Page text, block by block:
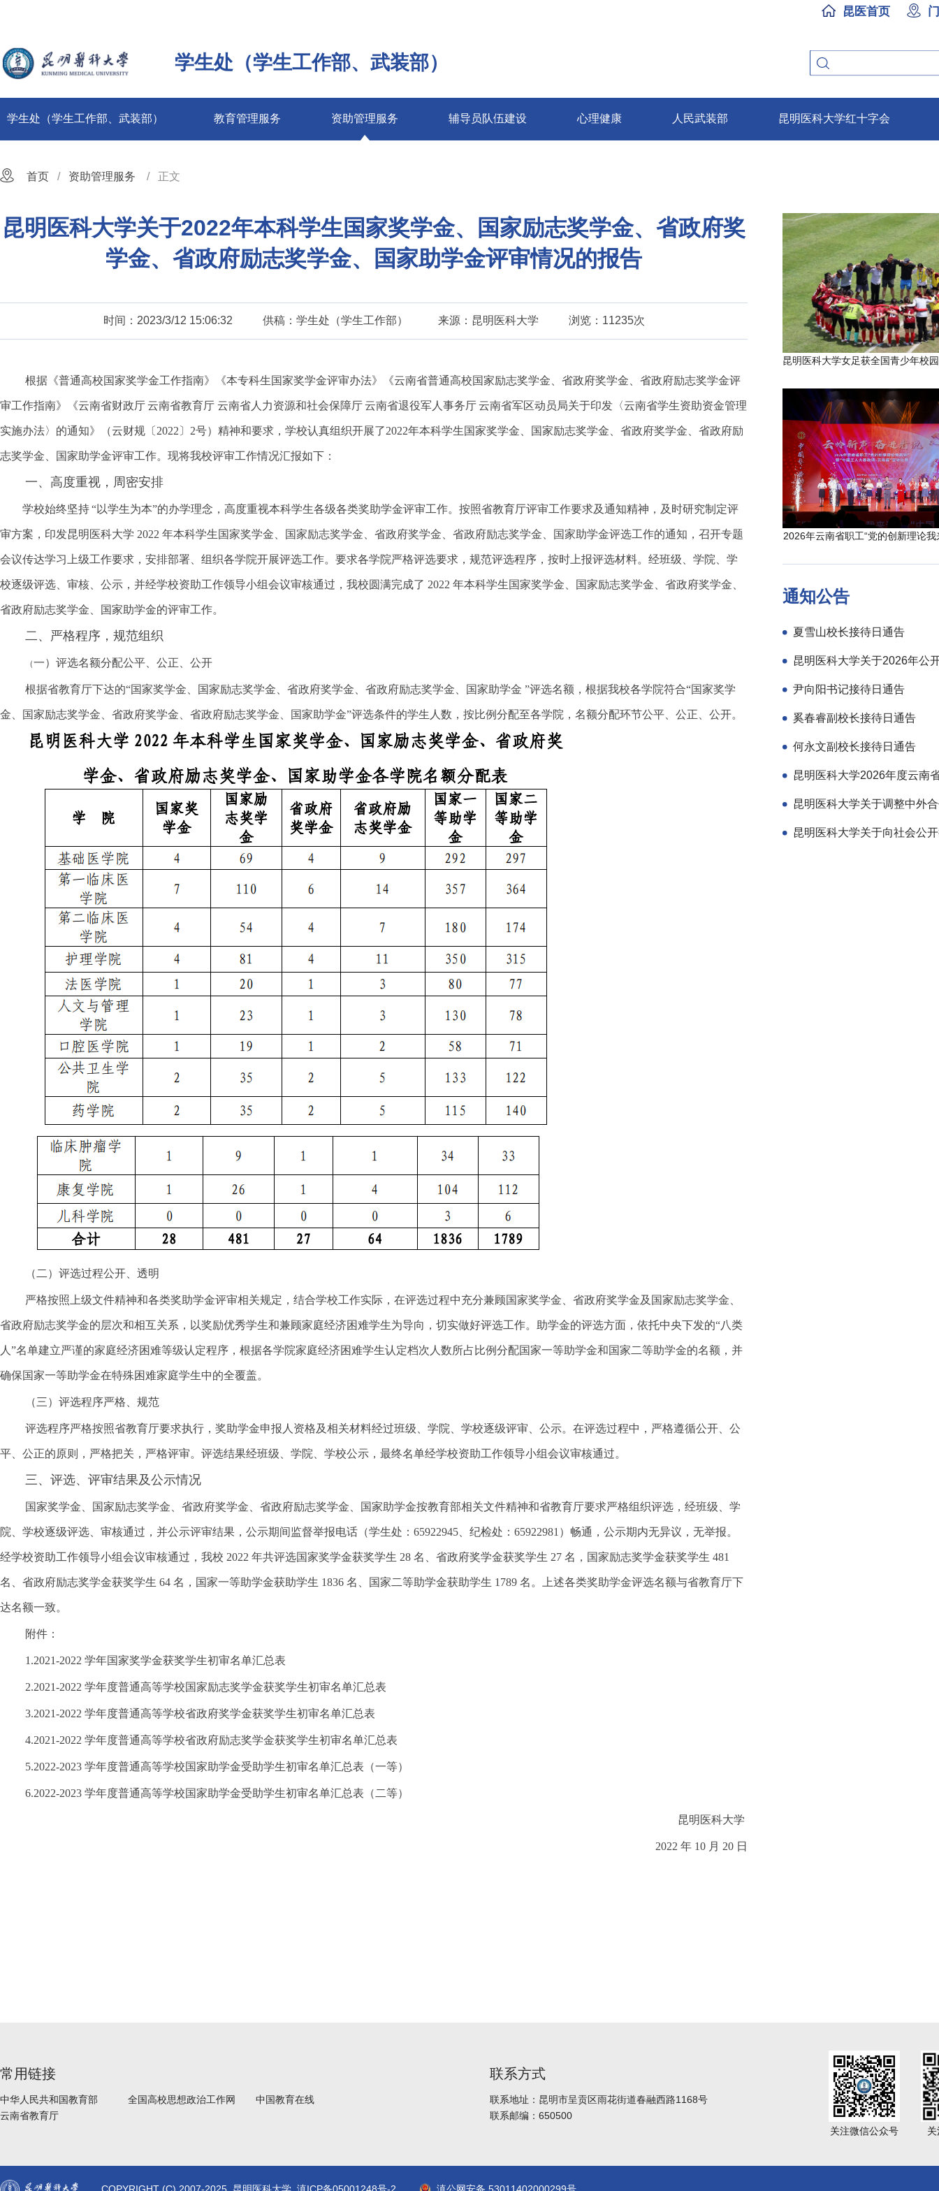
昆医首页
学生处（学生工作部、武装部）
学生处（学生工作部、武装部） 教育管理服务 资助管理服务 辅导员队伍建设 心理健康 人民武装部 昆明医科大学红十字会
首页 资助管理服务 正文
昆明医科大学关于2022年本科学生国家奖学金、国家励志奖学金、省政府奖
学金、省政府励志奖学金、国家助学金评审情况的报告
时间：2023/3/12 15:06:32 供稿：学生处（学生工作部） 来源：昆明医科大学 浏览：11235次
根据《普通高校国家奖学金工作指南》《本专科生国家奖学金评审办法》《云南省普通高校国家励志奖学金、省政府奖学金、省政府励志奖学金评
审工作指南》《云南省财政厅云南省教育厅 云南省人力资源和社会保障厅云南省退役军人事务厅云南省军区动员局关于印发〈云南省学生资助资金管理
实施办法〉的通知》（云财规〔 2022〕2号）精神和要求，学校认真组织开展了2022年本科学生国家奖学金、国家励志奖学金、省政府奖学金、省政府励
志奖学金、国家助学金评审工作。现将我校评审工作情况汇报如下：
一、高度重视，周密安排
学校始终坚持“以学生为本”的办学理念，高度重视本科学生各级各类奖助学金评审工作。按照省教育厅评审工作要求及通知精神，及时研究制定评
审方案，印发昆明医科大学 2022 年本科学生国家奖学金、国家励志奖学金、省政府奖学金、省政府励志奖学金、国家助学金评选工作的通知，召开专题
会议传达学习上级工作要求，安排部署、组织各学院开展评选工作。要求各学院严格评选要求，规范评选程序，按时上报评选材料。经班级、学院、学
校逐级评选、审核、公示，并经学校资助工作领导小组会议审核通过，我校圆满完成了 2022 年本科学生国家奖学金、国家励志奖学金、省政府奖学金、
省政府励志奖学金、国家助学金的评审工作。
二、严格程序，规范组织
（一）评选名额分配公平、公正、公开
根据省教育厅下达的“国家奖学金、国家励志奖学金、省政府奖学金、省政府励志奖学金、国家助学金 ”评选名额，根据我校各学院符合“国家奖学
金、国家励志奖学金、省政府奖学金、省政府励志奖学金、国家助学金”评选条件的学生人数，按比例分配至各学院，名额分配环节公平、公正、公开。
（二）评选过程公开、透明
严格按照上级文件精神和各类奖助学金评审相关规定，结合学校工作实际，在评选过程中充分兼顾国家奖学金、省政府奖学金及国家励志奖学金、
省政府励志奖学金的层次和相互关系，以奖励优秀学生和兼顾家庭经济困难学生为导向，切实做好评选工作。助学金的评选方面，依托中央下发的“八类
人”名单建立严谨的家庭经济困难等级认定程序，根据各学院家庭经济困难学生认定档次人数所占比例分配国家一等助学金和国家二等助学金的名额，并
确保国家一等助学金在特殊困难家庭学生中的全覆盖。
（三）评选程序严格、规范
评选程序严格按照省教育厅要求执行，奖助学金申报人资格及相关材料经过班级、学院、学校逐级评审、公示。在评选过程中，严格遵循公开、公
平、公正的原则，严格把关，严格评审。 评选结果经班级、学院、学校公示，最终名单经学校资助工作领导小组会议审核通过。
三、评选、评审结果及公示情况
国家奖学金、国家励志奖学金、省政府奖学金、省政府励志奖学金、国家助学金按教育部相关文件精神和省教育厅要求严格组织评选，经班级、学
院、学校逐级评选、审核通过，并公示评审结果，公示期间监督举报电话（学生处： 65922945、纪检处：65922981）畅通，公示期内无异议，无举报。
经学校资助工作领导小组会议审核通过，我校 2022 年共评选国家奖学金获奖学生 28 名、省政府奖学金获奖学生 27 名，国家励志奖学金获奖学生 481
名、省政府励志奖学金获奖学生 64 名，国家一等助学金获助学生 1836 名、国家二等助学金获助学生 1789 名。上述各类奖助学金评选名额与省教育厅下
达名额一致。
附件：
1.2021-2022 学年国家奖学金获奖学生初审名单汇总表
2.2021-2022 学年度普通高等学校国家励志奖学金获奖学生初审名单汇总表
3.2021-2022 学年度普通高等学校省政府奖学金获奖学生初审名单汇总表
4.2021-2022 学年度普通高等学校省政府励志奖学金获奖学生初审名单汇总表
5.2022-2023 学年度普通高等学校国家助学金受助学生初审名单汇总表（一等）
6.2022-2023 学年度普通高等学校国家助学金受助学生初审名单汇总表（二等）
昆明医科大学
2022 年 10 月 20 日
2026年云南省职工“党的创新理论我
通知公告
夏雪山校长接待日通告
尹向阳书记接待日通告
奚春睿副校长接待日通告
何永文副校长接待日通告
常用链接
中华人民共和国教育部 全国高校思想政治工作网
中国教育在线
云南省教育厅
联系方式
联系地址：昆明市呈贡区雨花街道春融西路1168号
联系邮编：650500
关注微信公众号